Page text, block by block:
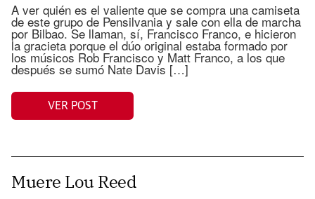
A ver quién es el valiente que se compra una camiseta
de este grupo de Pensilvania y sale con ella de marcha
por Bilbao. Se llaman, sí, Francisco Franco, e hicieron
la gracieta porque el dúo original estaba formado por
los músicos Rob Francisco y Matt Franco, a los que
después se sumó Nate Davis […]
VER POST
Muere Lou Reed